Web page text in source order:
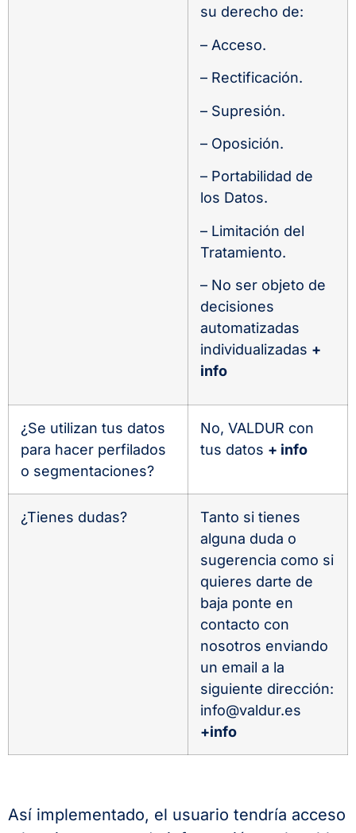
su derecho de:
– Acceso.
– Rectificación.
– Supresión.
– Oposición.
– Portabilidad de
los Datos.
– Limitación del
Tratamiento.
– No ser objeto de
decisiones
automatizadas
individualizadas +
info
¿Se utilizan tus datos
para hacer perfilados
o segmentaciones?
No, VALDUR con
tus datos + info
¿Tienes dudas?
Tanto si tienes
alguna duda o
sugerencia como si
quieres darte de
baja ponte en
contacto con
nosotros enviando
un email a la
siguiente dirección:
info@valdur.es
+info
Así implementado, el usuario tendría acceso